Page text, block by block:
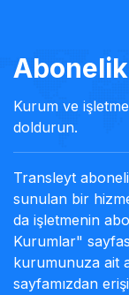
Kurum ve
doldurun.
Transleyt
sunulan bir
da işletmenin
Kurumlar"
kurumunuza ait
sayfamızdan